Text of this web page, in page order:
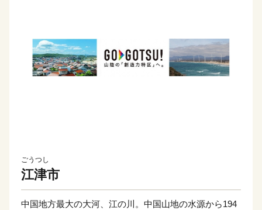
ごうつし
江津市
中国地方最大の大河、江の川。中国山地の水源から194